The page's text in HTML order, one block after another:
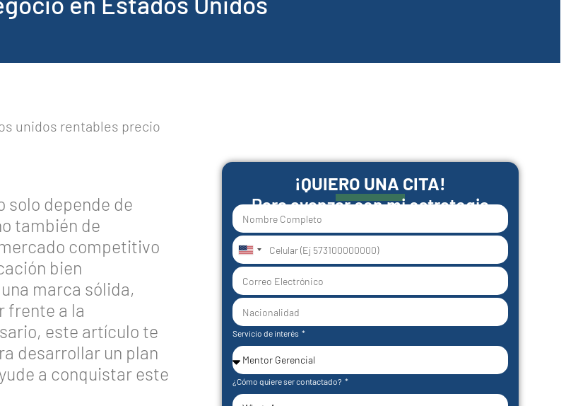
solo depende de
también de
competitivo
bien
marca sólida,
frente a la
este artículo te
desarrollar un plan
a conquistar este
¡QUIERO UNA CITA!
Para avanzar con mi estrategia
United
States
+1
Servicio de interés
¿Cómo quiere ser contactado?